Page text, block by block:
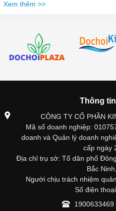
Xem thêm >>
Thông
CÔNG TY CỔ PHẦN
Mã số doanh nghiệp:
doanh và Quản lý doanh
cấp ngày
Địa chỉ trụ sở: Tổ dân phố
Bắc
Người chịu trách nhiệm
Số điện